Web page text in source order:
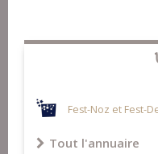
Fest-Noz et Fest-
Tout l'annuaire